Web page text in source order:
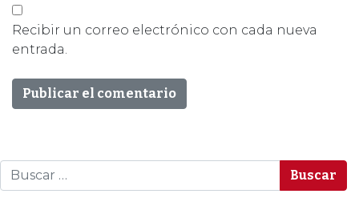
Recibir un correo electrónico con cada nueva
entrada.
Buscar